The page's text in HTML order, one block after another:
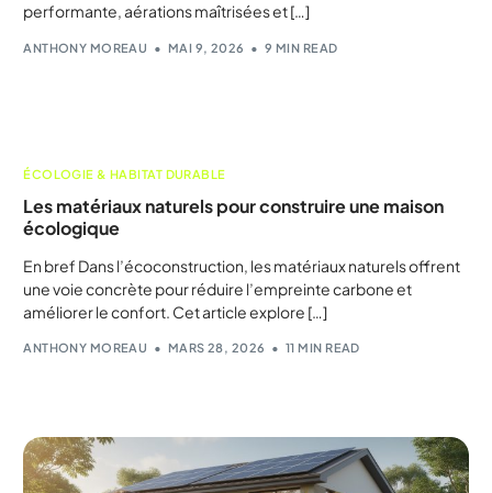
performante, aérations maîtrisées et […]
ANTHONY MOREAU MAI 9, 2026 9 MIN READ
ÉCOLOGIE & HABITAT DURABLE
Les matériaux naturels pour construire une maison
écologique
En bref Dans l’écoconstruction, les matériaux naturels offrent
une voie concrète pour réduire l’empreinte carbone et
améliorer le confort. Cet article explore […]
ANTHONY MOREAU MARS 28, 2026 11 MIN READ